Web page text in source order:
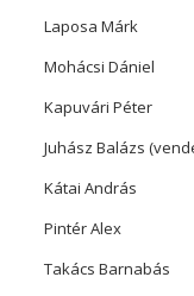
Laposa Márk
Mohácsi Dániel
Kapuvári Péter
Juhász Balázs
Kátai András
Pintér Alex
Takács Barnabás